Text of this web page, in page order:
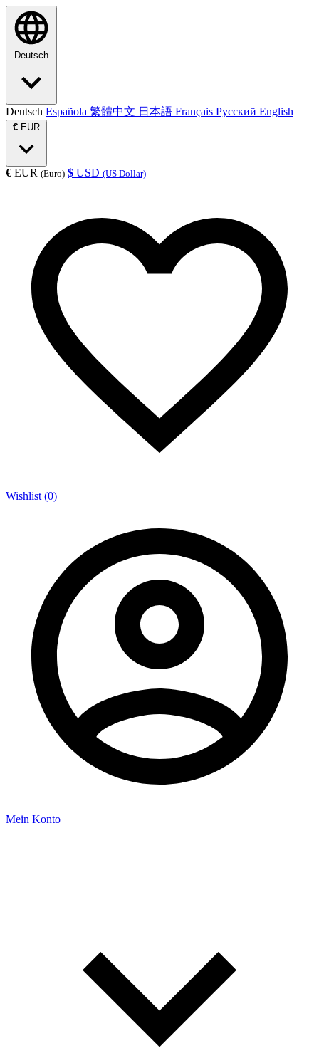
Deutsch
Deutsch Española 繁體中文 日本語 Français Русский English
€ EUR
€ EUR (Euro) $ USD (US Dollar)
Wishlist (0)
Mein Konto